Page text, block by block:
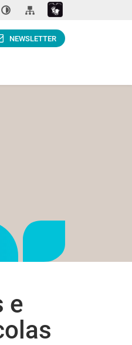
NEWSLETTER
e